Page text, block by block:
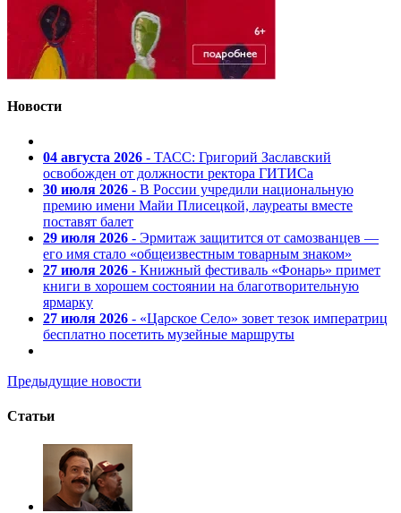
Новости
04 августа 2026 - ТАСС: Григорий Заславский
освобожден от должности ректора ГИТИСа
30 июля 2026 - В России учредили национальную
премию имени Майи Плисецкой, лауреаты вместе
поставят балет
29 июля 2026 - Эрмитаж защитится от самозванцев —
его имя стало «общеизвестным товарным знаком»
27 июля 2026 - Книжный фестиваль «Фонарь» примет
книги в хорошем состоянии на благотворительную
ярмарку
27 июля 2026 - «Царское Село» зовет тезок императриц
бесплатно посетить музейные маршруты
Предыдущие новости
Статьи